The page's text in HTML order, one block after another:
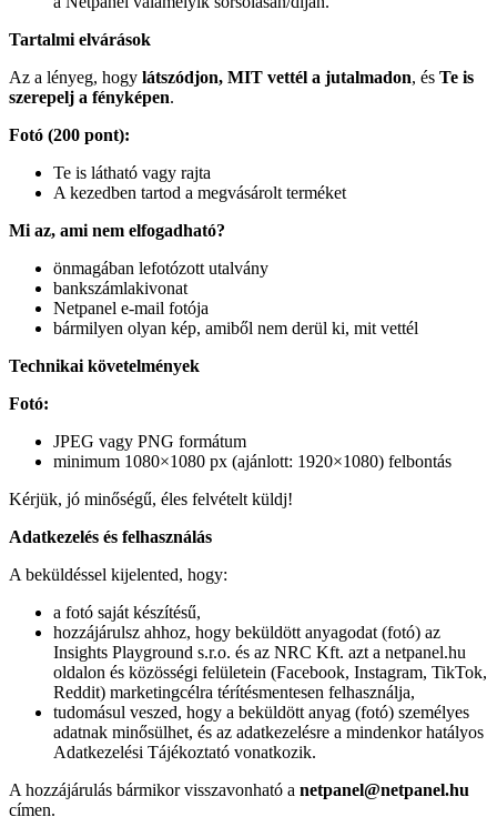
Tartalmi elvárások
Az a lényeg, hogy látszódjon, MIT vettél a jutalmadon, és Te is
szerepelj a fényképen.
Fotó (200 pont):
Te is látható vagy rajta
A kezedben tartod a megvásárolt terméket
Mi az, ami nem elfogadható?
önmagában lefotózott utalvány
bankszámlakivonat
Netpanel e-mail fotója
bármilyen olyan kép, amiből nem derül ki, mit vettél
Technikai követelmények
Fotó:
JPEG vagy PNG formátum
minimum 1080×1080 px (ajánlott: 1920×1080) felbontás
Kérjük, jó minőségű, éles felvételt küldj!
Adatkezelés és felhasználás
A beküldéssel kijelented, hogy:
a fotó saját készítésű,
hozzájárulsz ahhoz, hogy beküldött anyagodat (fotó) az
Insights Playground s.r.o. és az NRC Kft. azt a netpanel.hu
oldalon és közösségi felületein (Facebook, Instagram, TikTok,
Reddit) marketingcélra térítésmentesen felhasználja,
tudomásul veszed, hogy a beküldött anyag (fotó) személyes
adatnak minősülhet, és az adatkezelésre a mindenkor hatályos
Adatkezelési Tájékoztató vonatkozik.
A hozzájárulás bármikor visszavonható a netpanel@netpanel.hu
címen.